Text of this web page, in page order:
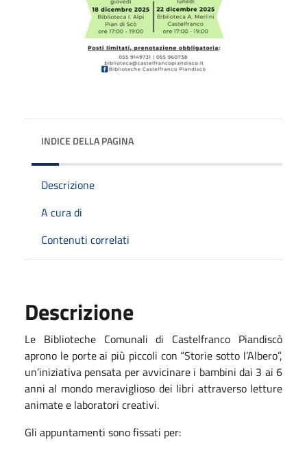
INDICE DELLA PAGINA
Descrizione
A cura di
Contenuti correlati
Descrizione
Le Biblioteche Comunali di Castelfranco Piandiscò
aprono le porte ai più piccoli con “Storie sotto l’Albero”,
un’iniziativa pensata per avvicinare i bambini dai 3 ai 6
anni al mondo meraviglioso dei libri attraverso letture
animate e laboratori creativi.
Gli appuntamenti sono fissati per: